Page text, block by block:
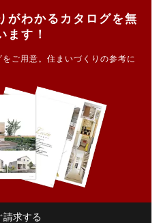
がわかるカタログを無
ます！
ご用意。住まいづくりの参考に
請求する